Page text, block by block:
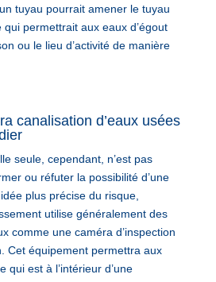
tuyau pourrait amener le tuyau
permettrait aux eaux d’égout
ou le lieu d’activité de manière
canalisation d’eaux usées
seule, cependant, n’est pas
ou réfuter la possibilité d’une
plus précise du risque,
utilise généralement des
comme une caméra d’inspection
Cet équipement permettra aux
qui est à l’intérieur d’une